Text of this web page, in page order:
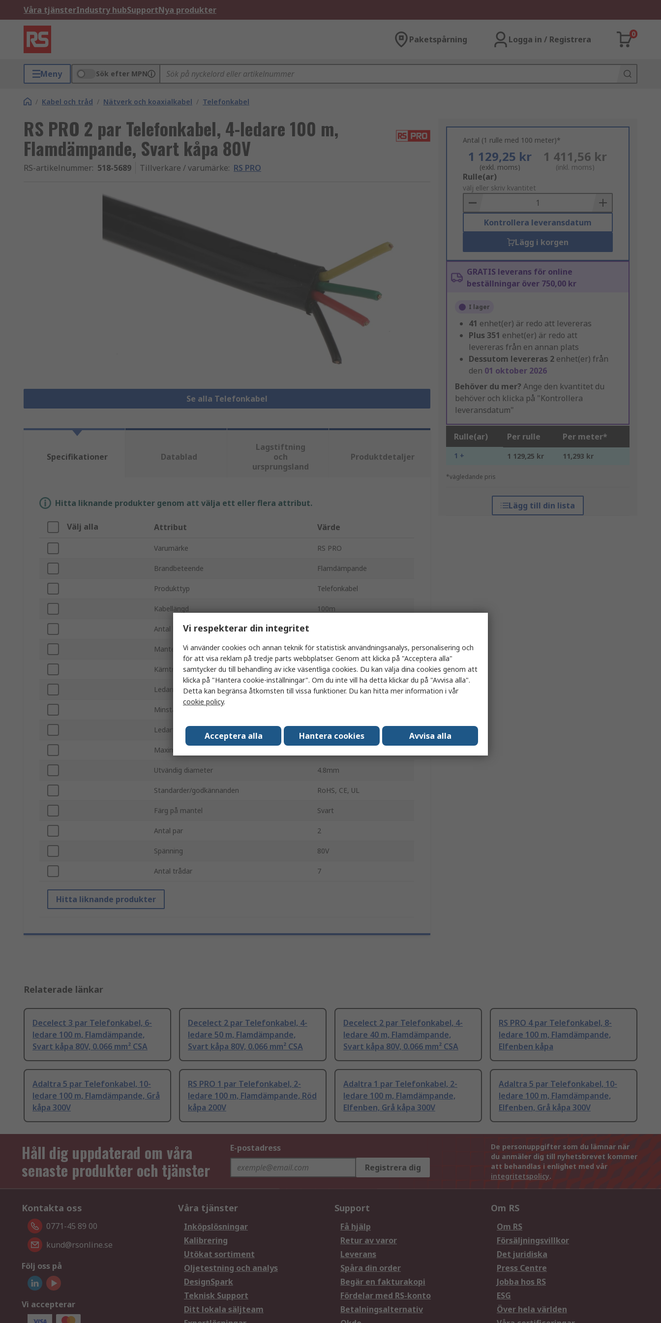
Våra tjänsterIndustry hubSupportNya produkter
Paketspårning Logga in / Registrera
0
Meny Sök efter MPN
/ Kabel och tråd / Nätverk och koaxialkabel / Telefonkabel
RS PRO 2 par Telefonkabel, 4-ledare 100 m,
Flamdämpande, Svart kåpa 80V
RS-artikelnummer: 518-5689 Tillverkare / varumärke: RS PRO
Se alla Telefonkabel
Antal (1 rulle med 100 meter)*
1 129,25 kr
(exkl. moms)
1 411,56 kr
(inkl. moms)
Add
to
Basket
Rulle(ar)
välj eller skriv kvantitet
Kontrollera leveransdatum
Lägg i korgen
GRATIS leverans för online
beställningar över 750,00 kr
I lager
41 enhet(er) är redo att levereras
Plus 351 enhet(er) är redo att
levereras från en annan plats
Dessutom levereras 2 enhet(er) från
den 01 oktober 2026
Behöver du mer? Ange den kvantitet du
behöver och klicka på "Kontrollera
leveransdatum"
Rulle(ar) Per rulle Per meter*
1 + 1 129,25 kr 11,293 kr
*vägledande pris
Lägg till din lista
Specifikationer Datablad
Lagstiftning
och
ursprungsland
Produktdetaljer
Hitta liknande produkter genom att välja ett eller flera attribut.
Välj alla Attribut Värde
Varumärke RS PRO
Brandbeteende Flamdämpande
Produkttyp Telefonkabel
Kabellängd 100m
Antal kärnor
Mantelmaterial Polyvinylklorid
Kärntrådar 0.127mm
Ledarmaterial Blank koppar
Minsta arbetsstemperatur
Ledartyp
Maximal arbetstemperatur
Utvändig diameter 4.8mm
Standarder/godkännanden RoHS, CE, UL
Färg på mantel Svart
Antal par 2
Spänning 80V
Antal trådar 7
Hitta liknande produkter
Relaterade länkar
Decelect 3 par Telefonkabel, 6-
ledare 100 m, Flamdämpande,
Svart kåpa 80V, 0.066 mm² CSA
Decelect 2 par Telefonkabel, 4-
ledare 50 m, Flamdämpande,
Svart kåpa 80V, 0.066 mm² CSA
Decelect 2 par Telefonkabel, 4-
ledare 40 m, Flamdämpande,
Svart kåpa 80V, 0.066 mm² CSA
RS PRO 4 par Telefonkabel, 8-
ledare 100 m, Flamdämpande,
Elfenben kåpa
Adaltra 5 par Telefonkabel, 10-
ledare 100 m, Flamdämpande, Grå
kåpa 300V
RS PRO 1 par Telefonkabel, 2-
ledare 100 m, Flamdämpande, Röd
kåpa 200V
Adaltra 1 par Telefonkabel, 2-
ledare 100 m, Flamdämpande,
Elfenben, Grå kåpa 300V
Adaltra 5 par Telefonkabel, 10-
ledare 100 m, Flamdämpande,
Elfenben, Grå kåpa 300V
Håll dig uppdaterad om våra
senaste produkter och tjänster
E-postadress
Registrera dig
De personuppgifter som du lämnar när
du anmäler dig till nyhetsbrevet kommer
att behandlas i enlighet med vår
integritetspolicy.
Kontakta oss
0771-45 89 00
kund@rsonline.se
Följ oss på
Vi accepterar
Våra tjänster
Inköpslösningar
Kalibrering
Utökat sortiment
Oljetestning och analys
DesignSpark
Teknisk Support
Ditt lokala säljteam
Support
Få hjälp
Retur av varor
Leverans
Spåra din order
Begär en fakturakopi
Fördelar med RS-konto
Betalningsalternativ
Om RS
Om RS
Försäljningsvillkor
Det juridiska
Press Centre
Jobba hos RS
ESG
Över hela världen
Vi respekterar din integritet
Vi använder cookies och annan teknik för statistisk användningsanalys, personalisering och
för att visa reklam på tredje parts webbplatser. Genom att klicka på "Acceptera alla"
samtycker du till behandling av icke väsentliga cookies. Du kan välja dina cookies genom att
klicka på "Hantera cookie-inställningar". Om du inte vill ha detta klickar du på "Avvisa alla".
Detta kan begränsa åtkomsten till vissa funktioner. Du kan hitta mer information i vår
cookie policy.
Acceptera alla Hantera cookies Avvisa alla